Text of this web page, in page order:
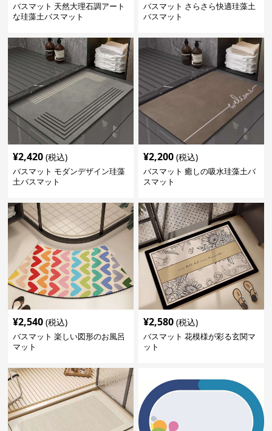
バスマット 天然大理石調アート
な珪藻土バスマット
バスマット さらさら快適珪藻土
バスマット
¥2,420 (税込)
バスマット モダンデザイン珪藻
土バスマット
¥2,200 (税込)
バスマット 癒しの吸水珪藻土バ
スマット
¥2,540 (税込)
バスマット 楽しい図形のお風呂
マット
¥2,580 (税込)
バスマット 花模様が彩る玄関マ
ット